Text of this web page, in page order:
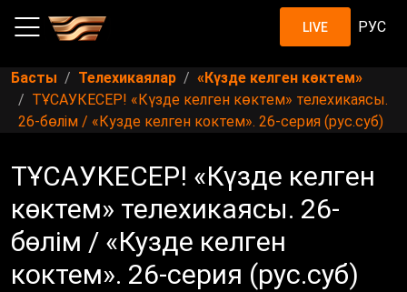
LIVE РУС
Басты Телехикаялар
«Күзде келген көктем»
ТҰСАУКЕСЕР! «Күзде келген көктем» телехикаясы.
26-бөлім / «Кузде келген коктем». 26-серия (рус.суб)
ТҰСАУКЕСЕР! «Күзде келген
көктем» телехикаясы. 26-
бөлім / «Кузде келген
коктем». 26-серия (рус.суб)